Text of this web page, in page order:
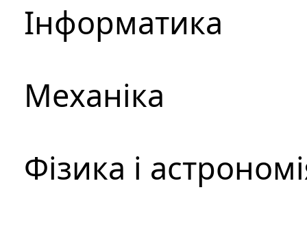
Інформатика
Механіка
Фізика і